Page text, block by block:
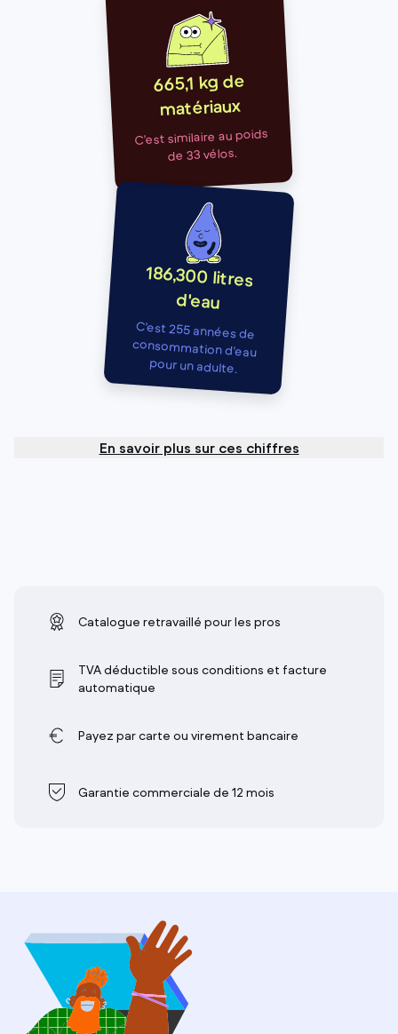
665,1 kg de
matériaux
C’est similaire au poids
de 33 vélos.
186,300 litres
d'eau
C’est 255 années de
consommation d’eau
pour un adulte.
En savoir plus sur ces chiffres
Catalogue retravaillé pour les pros
TVA déductible sous conditions et facture
automatique
Payez par carte ou virement bancaire
Garantie commerciale de 12 mois